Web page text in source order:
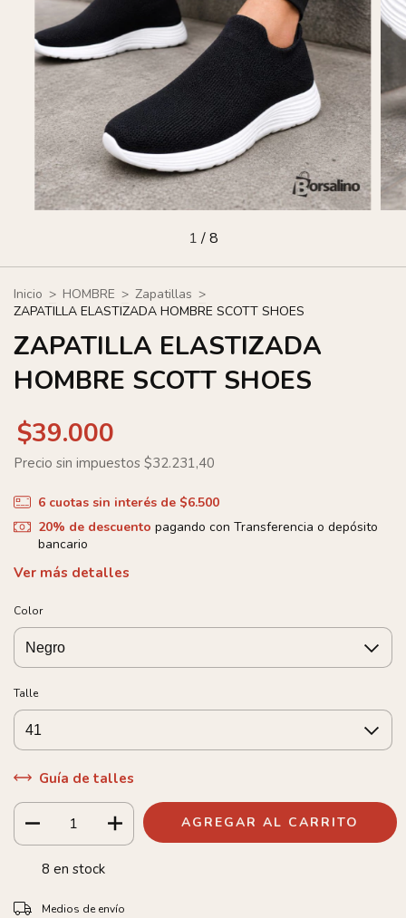
1/8
Inicio > HOMBRE > Zapatillas >
ZAPATILLA ELASTIZADA HOMBRE SCOTT SHOES
ZAPATILLA ELASTIZADA
HOMBRE SCOTT SHOES
$39.000
Precio sin impuestos $32.231,40
6 cuotas sin interés de $6.500
20% de descuento pagando con Transferencia o depósito
bancario
Ver más detalles
Color
Talle
Guía de talles
8 en stock
Entregas para el CP:
Medios de envío